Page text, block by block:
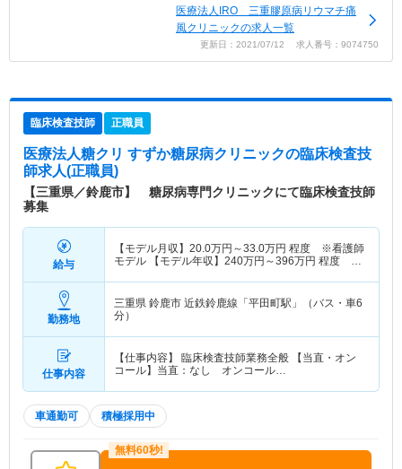
医療法人IRO 三重膠原病リウマチ痛
風クリニックの求人一覧
更新日：2021/07/12 求人番号：9074750
臨床検査技師 正職員
医療法人糖クリ すずか糖尿病クリニックの臨床検査技
師求人(正職員)
【三重県／鈴鹿市】 糖尿病専門クリニックにて臨床検査技師
募集
給与
【モデル月収】 20.0万円～33.0万円 程度 ※看護師
モデル 【モデル年収】 240万円～396万円 程度 ※
勤務地
三重県 鈴鹿市 近鉄鈴鹿線「平田町駅」（バス・車6
分）
仕事内容
【仕事内容】 臨床検査技師業務全般 【当直・オン
コール】当直：なし オンコール…
車通勤可 積極採用中